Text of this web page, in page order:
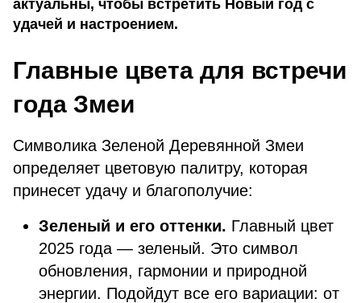
актуальны, чтобы встретить Новый год с
удачей и настроением.
Главные цвета для встречи
года Змеи
Символика Зеленой Деревянной Змеи
определяет цветовую палитру, которая
принесет удачу и благополучие:
Зеленый и его оттенки. Главный цвет
2025 года — зеленый. Это символ
обновления, гармонии и природной
энергии. Подойдут все его вариации: от